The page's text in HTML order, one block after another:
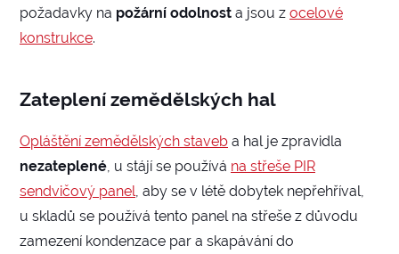
požadavky na požární odolnost a jsou z ocelové
konstrukce.
Zateplení zemědělských hal
Opláštění zemědělských staveb a hal je zpravidla
nezateplené, u stájí se používá na střeše PIR
sendvičový panel, aby se v létě dobytek nepřehříval,
u skladů se používá tento panel na střeše z důvodu
zamezení kondenzace par a skapávání do